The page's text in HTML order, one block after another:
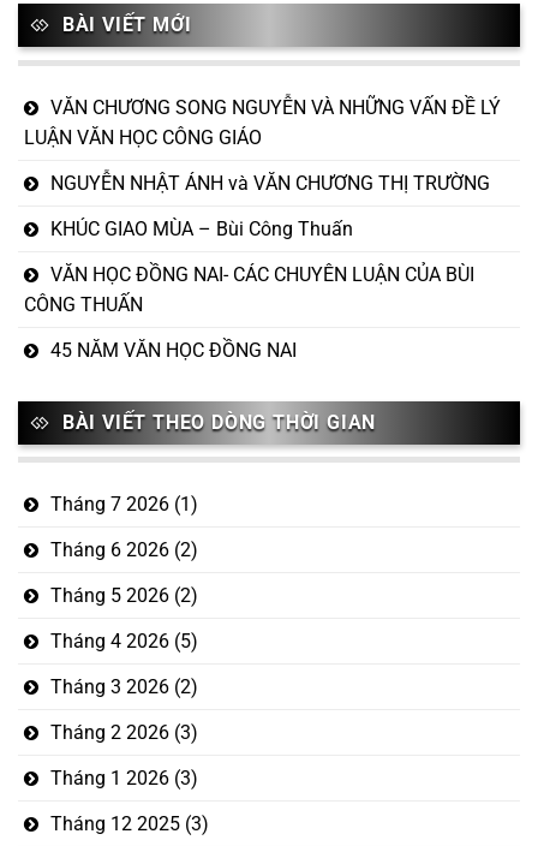
BÀI VIẾT MỚI
VĂN CHƯƠNG SONG NGUYỄN VÀ NHỮNG VẤN ĐỀ LÝ
LUẬN VĂN HỌC CÔNG GIÁO
NGUYỄN NHẬT ÁNH và VĂN CHƯƠNG THỊ TRƯỜNG
KHÚC GIAO MÙA – Bùi Công Thuấn
VĂN HỌC ĐỒNG NAI- CÁC CHUYÊN LUẬN CỦA BÙI
CÔNG THUẤN
45 NĂM VĂN HỌC ĐỒNG NAI
BÀI VIẾT THEO DÒNG THỜI GIAN
Tháng 7 2026 (1)
Tháng 6 2026 (2)
Tháng 5 2026 (2)
Tháng 4 2026 (5)
Tháng 3 2026 (2)
Tháng 2 2026 (3)
Tháng 1 2026 (3)
Tháng 12 2025 (3)